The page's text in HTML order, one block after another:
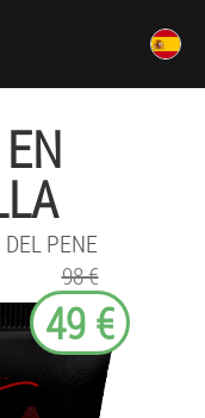
PENE
98 €
49 €